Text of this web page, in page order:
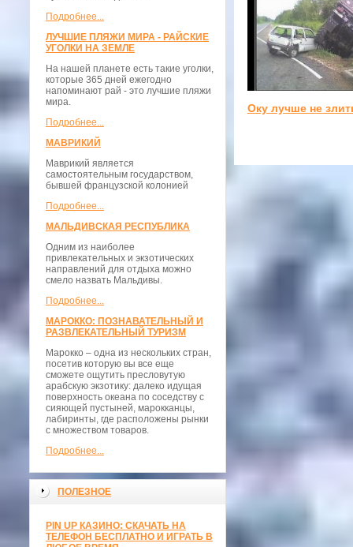
Подробнее...
ЛУЧШИЕ ПЛЯЖИ МИРА - РАЙСКИЕ
УГОЛКИ НА ЗЕМЛЕ
На нашей планете есть такие уголки,
которые 365 дней ежегодно
напоминают рай - это лучшие пляжи
мира.
Подробнее...
МАВРИКИЙ
Маврикий является
самостоятельным государством,
бывшей французской колонией
Подробнее...
МАЛЬДИВСКАЯ РЕСПУБЛИКА
Одним из наиболее
привлекательных и экзотических
направлений для отдыха можно
смело назвать Мальдивы.
Подробнее...
МАРОККО: ПОЗНАВАТЕЛЬНЫЙ И
РАЗВЛЕКАТЕЛЬНЫЙ ТУРИЗМ
Марокко – одна из нескольких стран,
посетив которую вы все еще
сможете ощутить пресловутую
арабскую экзотику: далеко идущая
поверхность океана по соседству с
сияющей пустыней, марокканцы,
лабиринты, где расположены рынки
с множеством товаров.
Подробнее...
ПОЛЕЗНОЕ
PIN UP КАЗИНО: СКАЧАТЬ НА
ТЕЛЕФОН БЕСПЛАТНО И ИГРАТЬ В
Оку лучше не